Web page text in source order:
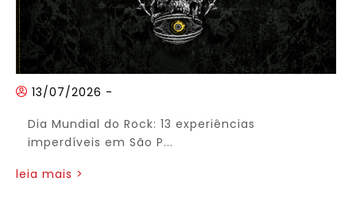
13/07/2026 -
Dia Mundial do Rock: 13 experiências
imperdíveis em São P...
leia mais >